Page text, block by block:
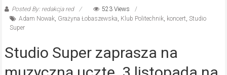
Posted By: redakcja red
523 Views
Adam Nowak, Grażyna Łobaszewska, Klub Politechnik, koncert, Studio
Super
Studio Super zaprasza na